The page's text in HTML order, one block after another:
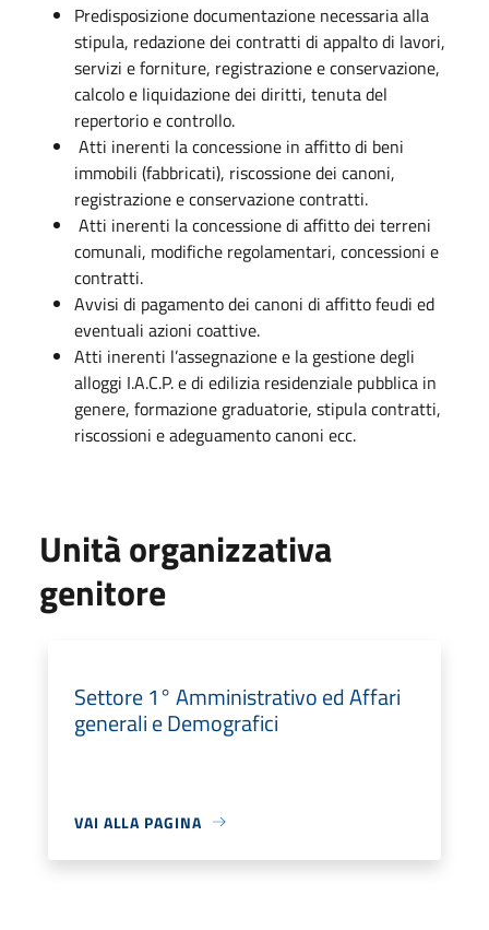
Predisposizione documentazione necessaria alla
stipula, redazione dei contratti di appalto di lavori,
servizi e forniture, registrazione e conservazione,
calcolo e liquidazione dei diritti, tenuta del
repertorio e controllo.
Atti inerenti la concessione in affitto di beni
immobili (fabbricati), riscossione dei canoni,
registrazione e conservazione contratti.
Atti inerenti la concessione di affitto dei terreni
comunali, modifiche regolamentari, concessioni e
contratti.
Avvisi di pagamento dei canoni di affitto feudi ed
eventuali azioni coattive.
Atti inerenti l’assegnazione e la gestione degli
alloggi I.A.C.P. e di edilizia residenziale pubblica in
genere, formazione graduatorie, stipula contratti,
riscossioni e adeguamento canoni ecc.
Unità organizzativa
genitore
Settore 1° Amministrativo ed Affari
generali e Demografici
VAI ALLA PAGINA